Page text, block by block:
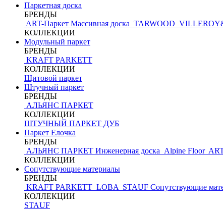
Паркетная доска
БРЕНДЫ
ART-Паркет Массивная доска TARWOOD
КОЛЛЕКЦИИ
Модульный паркет
БРЕНДЫ
KRAFT PARKETT
КОЛЛЕКЦИИ
Щитовой паркет
Штучный паркет
БРЕНДЫ
АЛЬЯНС ПАРКЕТ
КОЛЛЕКЦИИ
ШТУЧНЫЙ ПАРКЕТ ДУБ
Паркет Елочка
БРЕНДЫ
АЛЬЯНС ПАРКЕТ Инженерная доска Alpine Floor
КОЛЛЕКЦИИ
Сопутствующие материалы
БРЕНДЫ
KRAFT PARKETT LOBA STAUF Сопутствующие
КОЛЛЕКЦИИ
STAUF